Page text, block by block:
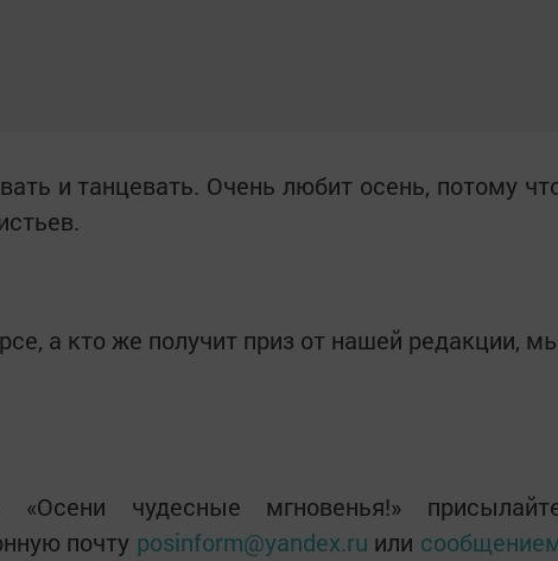
и танцевать. Очень любит осень, потому
а кто же получит приз от нашей редакции,
чудесные мгновенья!»
почту posinform@yandex.ru или